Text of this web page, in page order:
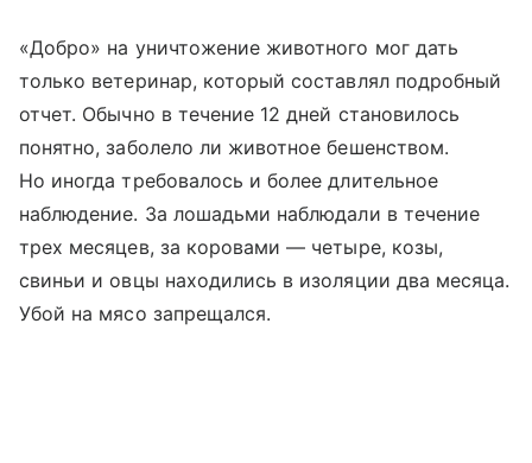
«Добро» на уничтожение животного мог дать
только ветеринар, который составлял подробный
отчет. Обычно в течение 12 дней становилось
понятно, заболело ли животное бешенством.
Но иногда требовалось и более длительное
наблюдение. За лошадьми наблюдали в течение
трех месяцев, за коровами — четыре, козы,
свиньи и овцы находились в изоляции два месяца.
Убой на мясо запрещался.